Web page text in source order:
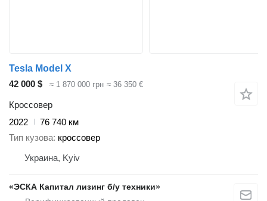
Tesla Model X
42 000 $
≈ 1 870 000 грн ≈ 36 350 €
Кроссовер
2022
76 740 км
Тип кузова кроссовер
Украина, Kyiv
«ЭСКА Капитал лизинг б/у техники»